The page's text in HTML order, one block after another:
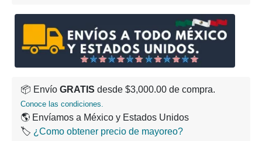
📦 Envío GRATIS desde $3,000.00 de compra.
Conoce las condiciones.
🌎 Envíamos a México y Estados Unidos
🏷️ ¿Como obtener precio de mayoreo?